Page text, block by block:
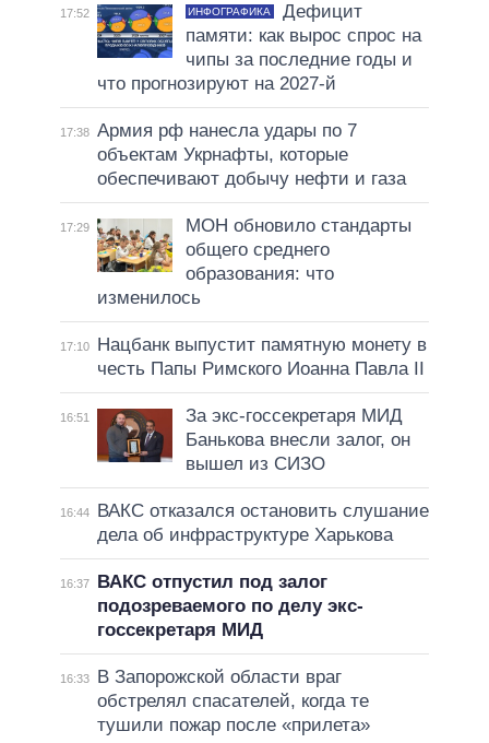
17:52 ИНФОГРАФИКА
Дефицит
памяти: как вырос спрос на
чипы за последние годы и
что прогнозируют на 2027-й
17:38 Армия рф нанесла удары по 7
объектам Укрнафты, которые
обеспечивают добычу нефти и газа
17:29
МОН обновило стандарты
общего среднего
образования: что
изменилось
17:10
Нацбанк выпустит памятную монету в
честь Папы Римского Иоанна Павла II
16:51
За экс-госсекретаря МИД
Банькова внесли залог, он
вышел из СИЗО
16:44
ВАКС отказался остановить слушание
дела об инфраструктуре Харькова
16:37
ВАКС отпустил под залог
подозреваемого по делу экс-
госсекретаря МИД
16:33
В Запорожской области враг
обстрелял спасателей, когда те
тушили пожар после «прилета»